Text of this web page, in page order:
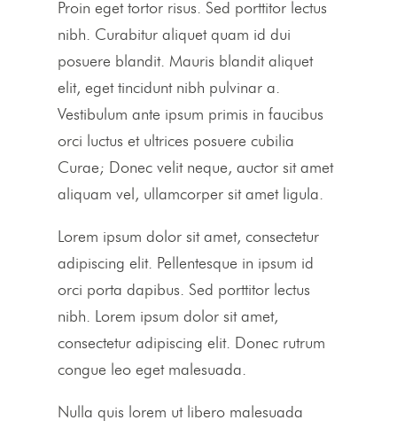
Proin eget tortor risus. Sed porttitor lectus
nibh. Curabitur aliquet quam id dui
posuere blandit. Mauris blandit aliquet
elit, eget tincidunt nibh pulvinar a.
Vestibulum ante ipsum primis in faucibus
orci luctus et ultrices posuere cubilia
Curae; Donec velit neque, auctor sit amet
aliquam vel, ullamcorper sit amet ligula.
Lorem ipsum dolor sit amet, consectetur
adipiscing elit. Pellentesque in ipsum id
orci porta dapibus. Sed porttitor lectus
nibh. Lorem ipsum dolor sit amet,
consectetur adipiscing elit. Donec rutrum
congue leo eget malesuada.
Nulla quis lorem ut libero malesuada